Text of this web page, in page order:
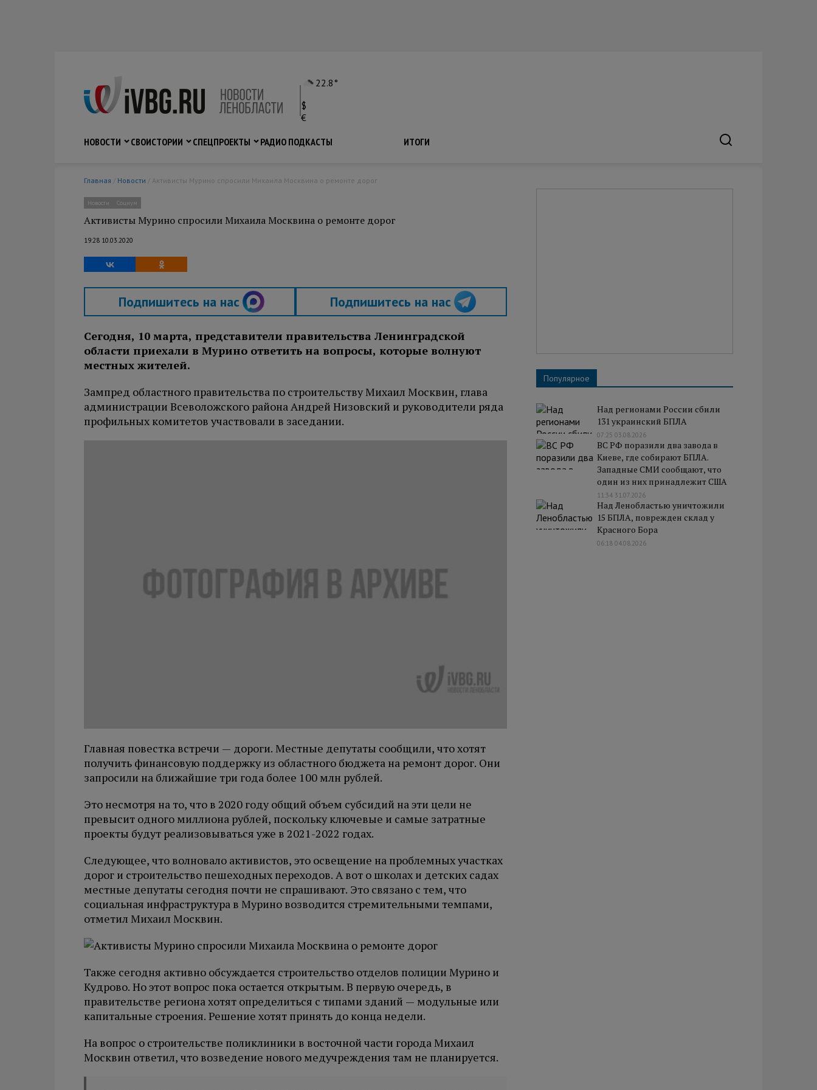
22.8°
$
€
НОВОСТИ
СВОИСТОРИИ СПЕЦПРОЕКТЫ РАДИО ПОДКАСТЫ ИТОГИ
Главная / Новости / Активисты Мурино спросили Михаила Москвина о ремонте дорог
Новости Социум
Активисты Мурино спросили Михаила Москвина о ремонте дорог
19:28 10.03.2020
Подпишитесь на нас Подпишитесь на нас
Сегодня, 10 марта, представители правительства Ленинградской
области приехали в Мурино ответить на вопросы, которые волнуют
местных жителей.
Зампред областного правительства по строительству Михаил Москвин, глава
администрации Всеволожского района Андрей Низовский и руководители ряда
профильных комитетов участвовали в заседании.
Главная повестка встречи — дороги. Местные депутаты сообщили, что хотят
получить финансовую поддержку из областного бюджета на ремонт дорог. Они
запросили на ближайшие три года более 100 млн рублей.
Это несмотря на то, что в 2020 году общий объем субсидий на эти цели не
превысит одного миллиона рублей, поскольку ключевые и самые затратные
проекты будут реализовываться уже в 2021-2022 годах.
Следующее, что волновало активистов, это освещение на проблемных участках
дорог и строительство пешеходных переходов. А вот о школах и детских садах
местные депутаты сегодня почти не спрашивают. Это связано с тем, что
социальная инфраструктура в Мурино возводится стремительными темпами,
отметил Михаил Москвин.
Также сегодня активно обсуждается строительство отделов полиции Мурино и
Кудрово. Но этот вопрос пока остается открытым. В первую очередь, в
правительстве региона хотят определиться с типами зданий — модульные или
капитальные строения. Решение хотят принять до конца недели.
На вопрос о строительстве поликлиники в восточной части города Михаил
Москвин ответил, что возведение нового медучреждения там не планируется.
Популярное
Над регионами России сбили
131 украинский БПЛА
07:25 03.08.2026
ВС РФ поразили два завода в
Киеве, где собирают БПЛА.
Западные СМИ сообщают, что
один из них принадлежит США
11:34 31.07.2026
Над Ленобластью уничтожили
15 БПЛА, поврежден склад у
Красного Бора
06:18 04.08.2026